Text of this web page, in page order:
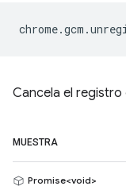
chrome.gcm .
Cancela el registro
MUESTRA
Promise<void>